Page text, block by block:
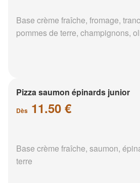
Base crème fraîche, fromage,
pommes de terre, champignons,
Pizza saumon épinards junior
Dès 11.50 €
Base crème fraîche, saumon,
terre